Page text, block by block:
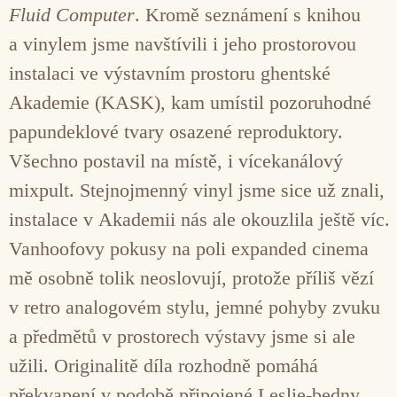
Fluid Computer. Kromě seznámení s knihou
a vinylem jsme navštívili i jeho prostorovou
instalaci ve výstavním prostoru ghentské
Akademie (KASK), kam umístil pozoruhodné
papundeklové tvary osazené reproduktory.
Všechno postavil na místě, i vícekanálový
mixpult. Stejnojmenný vinyl jsme sice už znali,
instalace v Akademii nás ale okouzlila ještě víc.
Vanhoofovy pokusy na poli expanded cinema
mě osobně tolik neoslovují, protože příliš vězí
v retro analogovém stylu, jemné pohyby zvuku
a předmětů v prostorech výstavy jsme si ale
užili. Originalitě díla rozhodně pomáhá